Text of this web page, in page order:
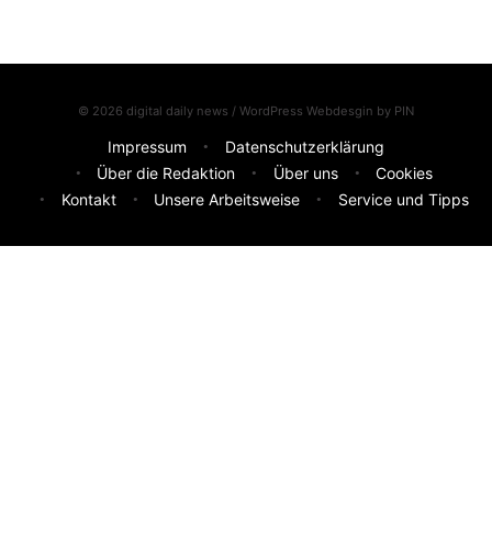
© 2026 digital daily news / WordPress Webdesgin by PIN
Impressum
Datenschutzerklärung
Über die Redaktion
Über uns
Cookies
Kontakt
Unsere Arbeitsweise Service und Tipps